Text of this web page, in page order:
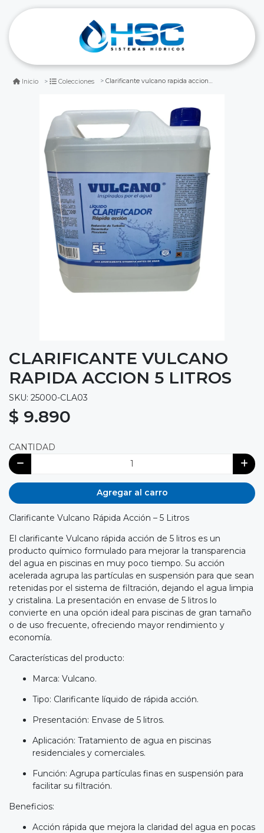
Inicio Colecciones Clarificante vulcano rapida accion 5 litros
CLARIFICANTE VULCANO
RAPIDA ACCION 5 LITROS
SKU: 25000-CLA03
$ 9.890
CANTIDAD
Agregar al carro
Clarificante Vulcano Rápida Acción – 5 Litros
El clarificante Vulcano rápida acción de 5 litros es un
producto químico formulado para mejorar la transparencia
del agua en piscinas en muy poco tiempo. Su acción
acelerada agrupa las partículas en suspensión para que sean
retenidas por el sistema de filtración, dejando el agua limpia
y cristalina. La presentación en envase de 5 litros lo
convierte en una opción ideal para piscinas de gran tamaño
o de uso frecuente, ofreciendo mayor rendimiento y
economía.
Características del producto:
Marca: Vulcano.
Tipo: Clarificante líquido de rápida acción.
Presentación: Envase de 5 litros.
Aplicación: Tratamiento de agua en piscinas
residenciales y comerciales.
Función: Agrupa partículas finas en suspensión para
facilitar su filtración.
Beneficios:
Acción rápida que mejora la claridad del agua en pocas